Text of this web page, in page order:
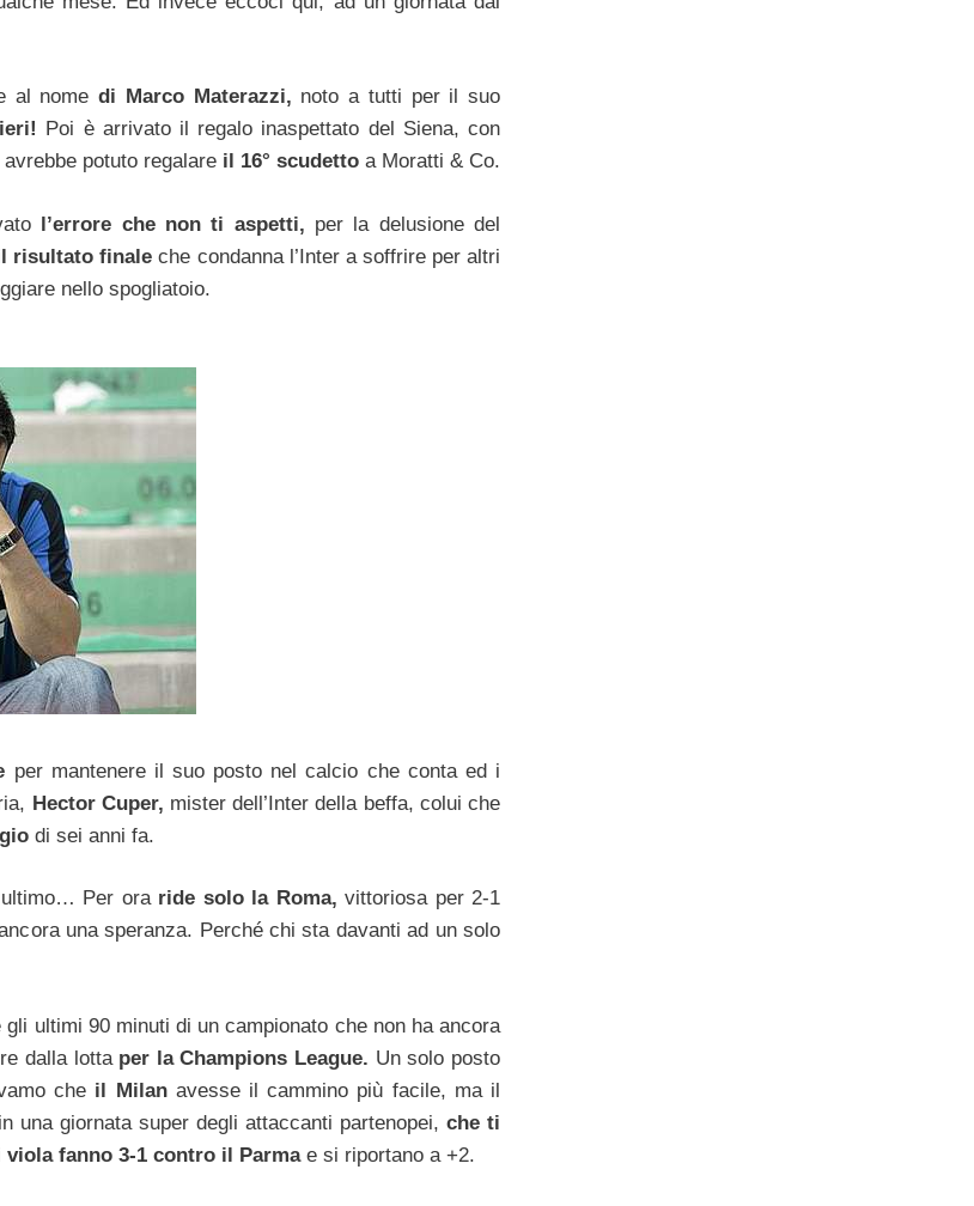
al nome di Marco Materazzi, noto a tutti per il suo
Poi è arrivato il regalo inaspettato del Siena, con
potuto regalare il 16° scudetto a Moratti & Co.
l’errore che non ti aspetti, per la delusione del
risultato finale che condanna l’Inter a soffrire per altri
nello spogliatoio.
per mantenere il suo posto nel calcio che conta ed i
Hector Cuper, mister dell’Inter della beffa, colui che
di sei anni fa.
ultimo… Per ora ride solo la Roma, vittoriosa per 2-1
una speranza. Perché chi sta davanti ad un solo
ultimi 90 minuti di un campionato che non ha ancora
dalla lotta per la Champions League. Un solo posto
che il Milanavesse il cammino più facile, ma il
una giornata super degli attaccanti partenopei, che ti
viola fanno 3-1 contro il Parma e si riportano a +2.